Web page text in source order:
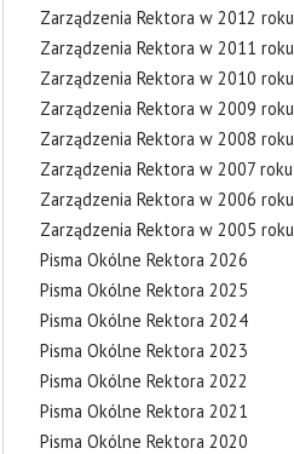
Zarządzenia Rektora w 2012 roku
Zarządzenia Rektora w 2011 roku
Zarządzenia Rektora w 2010 roku
Zarządzenia Rektora w 2009 roku
Zarządzenia Rektora w 2008 roku
Zarządzenia Rektora w 2007 roku
Zarządzenia Rektora w 2006 roku
Zarządzenia Rektora w 2005 roku
Pisma Okólne Rektora 2026
Pisma Okólne Rektora 2025
Pisma Okólne Rektora 2024
Pisma Okólne Rektora 2023
Pisma Okólne Rektora 2022
Pisma Okólne Rektora 2021
Pisma Okólne Rektora 2020